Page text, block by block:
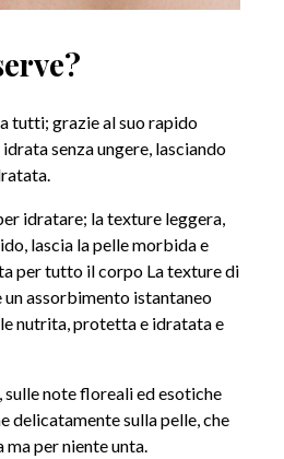
tutti; grazie al suo rapido
senza ungere, lasciando
idratare; la texture leggera,
lascia la pelle morbida e
per tutto il corpo La texture di
assorbimento istantaneo
nutrita, protetta e idratata e
sulle note floreali ed esotiche
delicatamente sulla pelle, che
per niente unta.